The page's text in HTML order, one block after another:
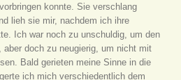
konnte. Sie verschlang
lieh sie mir, nachdem ich ihre
Ich war noch zu unschuldig, um den
doch zu neugierig, um nicht mit
Bald gerieten meine Sinne in die
ich mich verschiedentlich dem